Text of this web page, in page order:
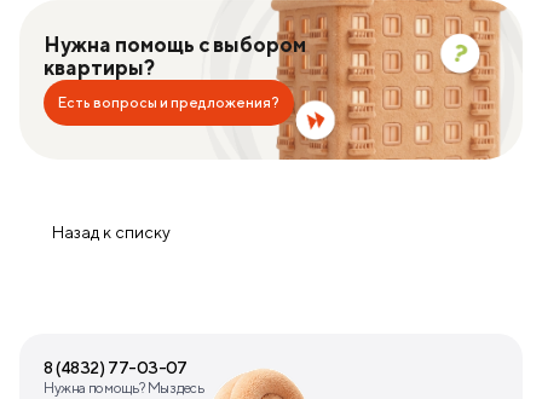
Нужна помощь с выбором
квартиры?
Есть вопросы и предложения?
Назад к списку
8 (4832) 77-03-07
Нужна помощь? Мы здесь